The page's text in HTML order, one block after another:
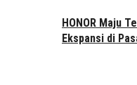
HONOR Maju
Ekspansi di